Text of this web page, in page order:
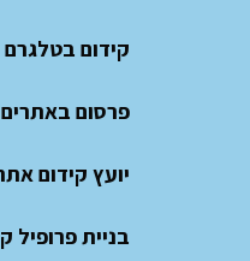
קידום בטלגרם
פרסום באתרים
יועץ קידום
בניית פרופיל